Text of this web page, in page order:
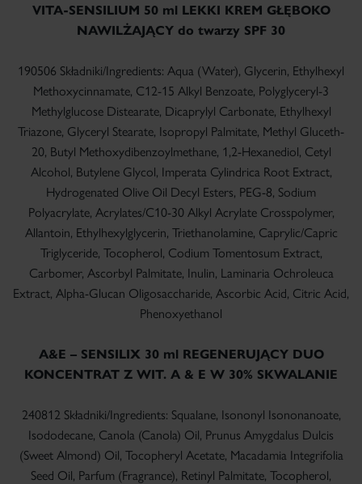
×
VITA-SENSILIUM 50 ml LEKKI KREM GŁĘBOKO
NAWILŻAJĄCY do twarzy SPF 30
190506 Składniki/Ingredients: Aqua (Water), Glycerin, Ethylhexyl
Methoxycinnamate, C12-15 Alkyl Benzoate, Polyglyceryl-3
Methylglucose Distearate, Dicaprylyl Carbonate, Ethylhexyl
Triazone, Glyceryl Stearate, Isopropyl Palmitate, Methyl Gluceth-
20, Butyl Methoxydibenzoylmethane, 1,2-Hexanediol, Cetyl
Alcohol, Butylene Glycol, Imperata Cylindrica Root Extract,
Hydrogenated Olive Oil Decyl Esters, PEG-8, Sodium
Polyacrylate, Acrylates/C10-30 Alkyl Acrylate Crosspolymer,
Allantoin, Ethylhexylglycerin, Triethanolamine, Caprylic/Capric
Triglyceride, Tocopherol, Codium Tomentosum Extract,
Carbomer, Ascorbyl Palmitate, Inulin, Laminaria Ochroleuca
Extract, Alpha-Glucan Oligosaccharide, Ascorbic Acid, Citric Acid,
Phenoxyethanol
A&E – SENSILIX 30 ml REGENERUJĄCY DUO
KONCENTRAT Z WIT. A & E W 30% SKWALANIE
240812 Składniki/Ingredients: Squalane, Isononyl Isononanoate,
Isododecane, Canola (Canola) Oil, Prunus Amygdalus Dulcis
(Sweet Almond) Oil, Tocopheryl Acetate, Macadamia Integrifolia
Seed Oil, Parfum (Fragrance), Retinyl Palmitate, Tocopherol,